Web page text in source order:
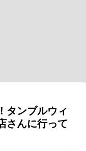
タンブルウィ
さんに行って